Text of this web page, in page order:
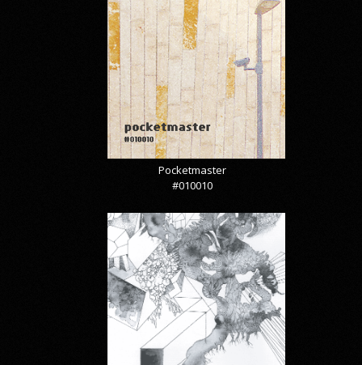
Pocketmaster
#010010